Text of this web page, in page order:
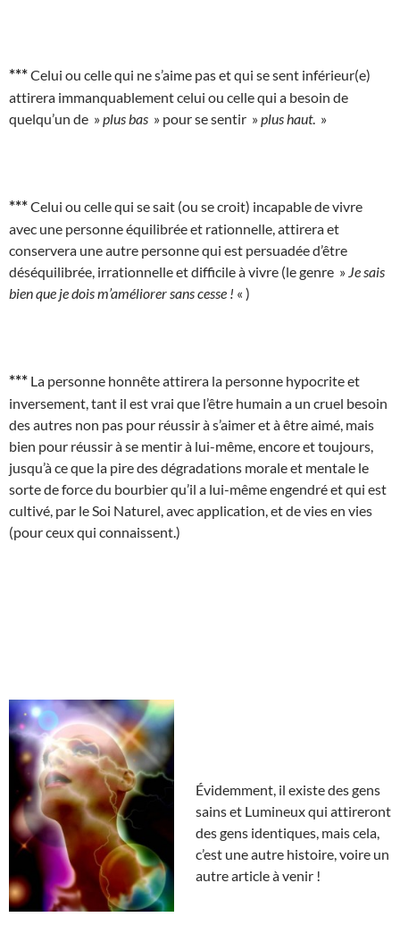
***Celui ou celle qui ne s’aime pas et qui se sent inférieur(e)
attirera immanquablement celui ou celle qui a besoin de
quelqu’un de »plus bas » pour se sentir »plus haut. »
***Celui ou celle qui se sait (ou se croit) incapable de vivre
avec une personne équilibrée et rationnelle, attirera et
conservera une autre personne qui est persuadée d’être
déséquilibrée, irrationnelle et difficile à vivre (le genre » Je sais
bien que je dois m’améliorer sans cesse ! « )
*** La personne honnête attirera la personne hypocrite et
inversement, tant il est vrai que l’être humain a un cruel besoin
des autres non pas pour réussir à s’aimer et à être aimé, mais
bien pour réussir à se mentir à lui-même, encore et toujours,
jusqu’à ce que la pire des dégradations morale et mentale le
sorte de force du bourbier qu’il a lui-même engendré et qui est
cultivé, par le Soi Naturel, avec application, et de vies en vies
(pour ceux qui connaissent.)
Évidemment, il existe des gens
sains et Lumineux qui attireront
des gens identiques, mais cela,
c’est une autre histoire, voire un
autre article à venir !